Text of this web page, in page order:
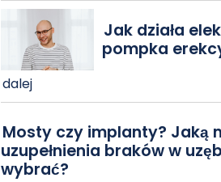
Jak działa
pompka
dalej
Mosty czy implanty? Jaką
uzupełnienia braków w
wybrać?